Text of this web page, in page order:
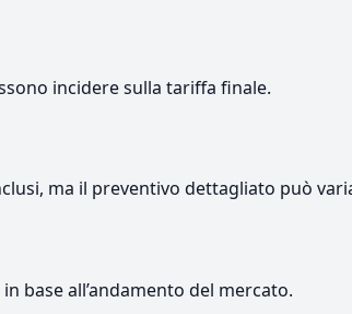
incidere sulla tariffa finale.
ma il preventivo dettagliato può
base all’andamento del mercato.